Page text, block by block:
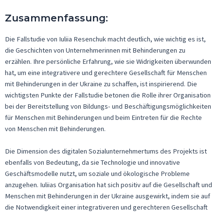
Zusammenfassung:
Die Fallstudie von Iuliia Resenchuk macht deutlich, wie wichtig es ist,
die Geschichten von Unternehmerinnen mit Behinderungen zu
erzählen. Ihre persönliche Erfahrung, wie sie Widrigkeiten überwunden
hat, um eine integrativere und gerechtere Gesellschaft für Menschen
mit Behinderungen in der Ukraine zu schaffen, ist inspirierend. Die
wichtigsten Punkte der Fallstudie betonen die Rolle ihrer Organisation
bei der Bereitstellung von Bildungs- und Beschäftigungsmöglichkeiten
für Menschen mit Behinderungen und beim Eintreten für die Rechte
von Menschen mit Behinderungen.
Die Dimension des digitalen Sozialunternehmertums des Projekts ist
ebenfalls von Bedeutung, da sie Technologie und innovative
Geschäftsmodelle nutzt, um soziale und ökologische Probleme
anzugehen. Iuliias Organisation hat sich positiv auf die Gesellschaft und
Menschen mit Behinderungen in der Ukraine ausgewirkt, indem sie auf
die Notwendigkeit einer integrativeren und gerechteren Gesellschaft